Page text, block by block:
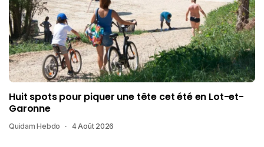
Huit spots pour piquer une tête cet été en Lot-et-
Garonne
Quidam Hebdo 4 Août 2026